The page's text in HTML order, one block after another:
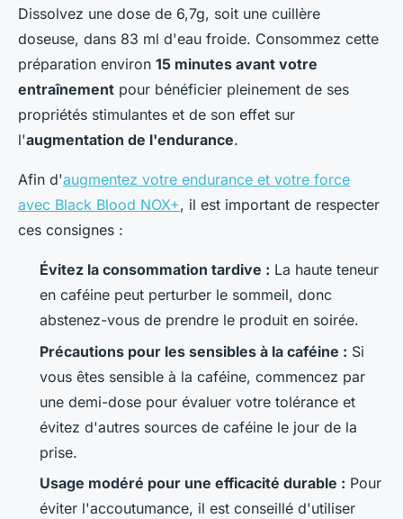
Dissolvez une dose de 6,7g, soit une cuillère
doseuse, dans 83 ml d'eau froide. Consommez cette
préparation environ 15 minutes avant votre
entraînement pour bénéficier pleinement de ses
propriétés stimulantes et de son effet sur
l'augmentation de l'endurance.
Afin d'augmentez votre endurance et votre force
avec Black Blood NOX+, il est important de respecter
ces consignes :
Évitez la consommation tardive : La haute teneur
en caféine peut perturber le sommeil, donc
abstenez-vous de prendre le produit en soirée.
Précautions pour les sensibles à la caféine : Si
vous êtes sensible à la caféine, commencez par
une demi-dose pour évaluer votre tolérance et
évitez d'autres sources de caféine le jour de la
prise.
Usage modéré pour une efficacité durable : Pour
éviter l'accoutumance, il est conseillé d'utiliser